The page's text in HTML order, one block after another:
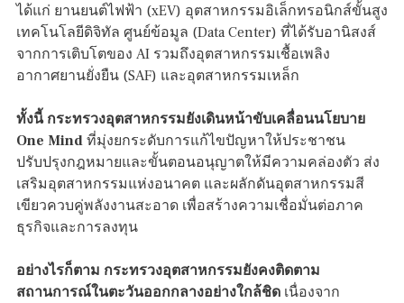
ได้แก่ ยานยนต์ไฟฟ้า (xEV) อุตสาหกรรมอิเล็กทรอนิกส์ขั้นสูง
เทคโนโลยีดิจิทัล ศูนย์ข้อมูล (Data Center) ที่ได้รับอานิสงส์
จากการเติบโตของ AI รวมถึงอุตสาหกรรมเชื้อเพลิง
อากาศยานยั่งยืน (SAF) และอุตสาหกรรมเหล็ก
ทั้งนี้ กระทรวงอุตสาหกรรมยังเดินหน้าขับเคลื่อนนโยบาย
One Mind ที่มุ่งยกระดับการแก้ไขปัญหาให้ประชาชน
ปรับปรุงกฎหมายและขั้นตอนอนุญาตให้มีความคล่องตัว ส่ง
เสริมอุตสาหกรรมแห่งอนาคต และผลักดันอุตสาหกรรมสี
เขียวควบคู่พลังงานสะอาด เพื่อสร้างความเชื่อมั่นต่อภาค
ธุรกิจและการลงทุน
อย่างไรก็ตาม กระทรวงอุตสาหกรรมยังคงติดตาม
สถานการณ์ในตะวันออกกลางอย่างใกล้ชิด เนื่องจาก